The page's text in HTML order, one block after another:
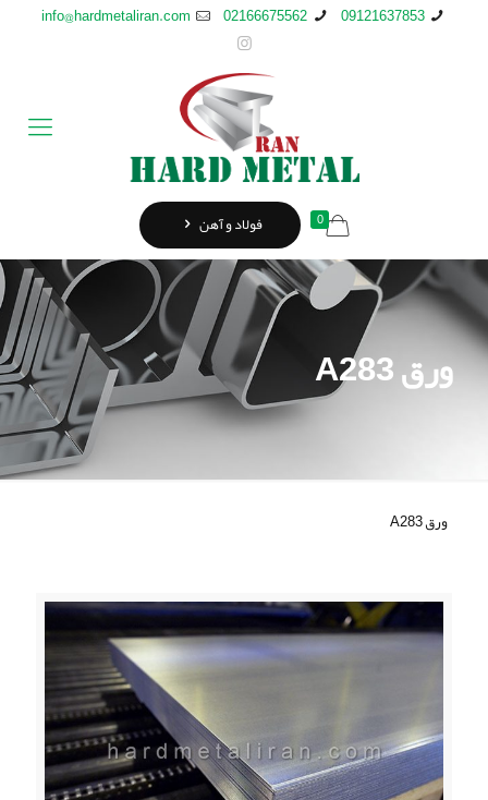
09121637853
02166675562
info@hardmetaliran.com
0 فولاد و آهن
ورق A283
ورق A283